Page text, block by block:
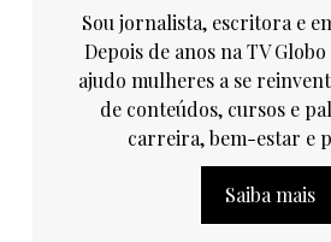
Sou jornalista, escritora e
Depois de anos na TV
ajudo mulheres a se
de conteúdos, cursos e
carreira, bem-estar e
Saiba mais